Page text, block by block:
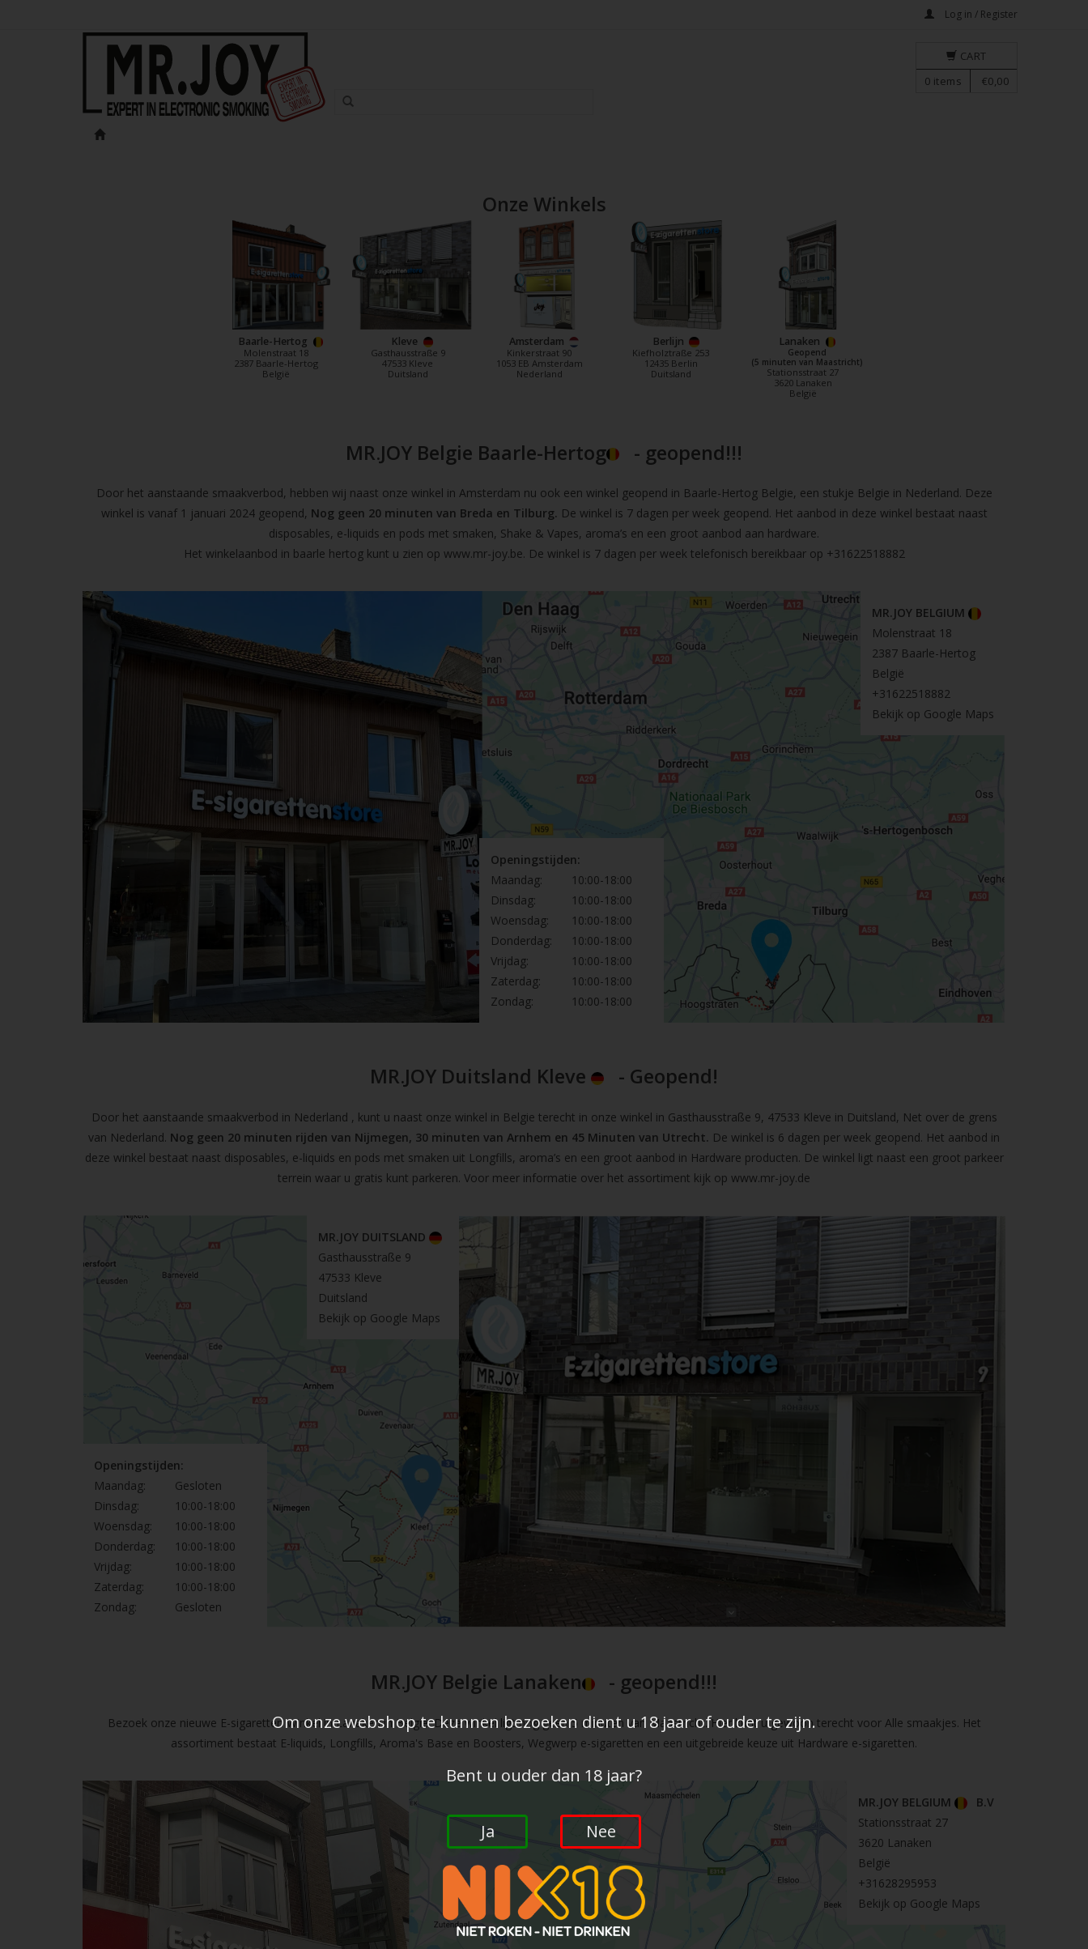
Log in / Register
CART
0 items €0,00
Onze Winkels
Baarle-Hertog
Molenstraat 18
2387 Baarle-Hertog
België
Kleve
Gasthausstraße 9
47533 Kleve
Duitsland
Amsterdam
Kinkerstraat 90
1053 EB Amsterdam
Nederland
Berlijn
Kiefholztraße 253
12435 Berlin
Duitsland
Lanaken
Geopend
(5 minuten van Maastricht)
Stationsstraat 27
3620 Lanaken
België
MR.JOY Belgie Baarle-Hertog - geopend!!!
Door het aanstaande smaakverbod, hebben wij naast onze winkel in Amsterdam nu ook een winkel geopend in Baarle-Hertog Belgie, een stukje Belgie in Nederland. Deze
winkel is vanaf 1 januari 2024 geopend, Nog geen 20 minuten van Breda en Tilburg. De winkel is 7 dagen per week geopend. Het aanbod in deze winkel bestaat naast
disposables, e-liquids en pods met smaken, Shake & Vapes, aroma’s en een groot aanbod aan hardware.
Het winkelaanbod in baarle hertog kunt u zien op www.mr-joy.be. De winkel is 7 dagen per week telefonisch bereikbaar op +31622518882
MR.JOY BELGIUM
Molenstraat 18
2387 Baarle-Hertog
België
+31622518882
Bekijk op Google Maps
Openingstijden:
Maandag:
10:00-18:00
Dinsdag:
10:00-18:00
Woensdag:
10:00-18:00
Donderdag:
10:00-18:00
Vrijdag:
10:00-18:00
Zaterdag:
10:00-18:00
Zondag:
10:00-18:00
MR.JOY Duitsland Kleve - Geopend!
Door het aanstaande smaakverbod in Nederland , kunt u naast onze winkel in Belgie terecht in onze winkel in Gasthausstraße 9, 47533 Kleve in Duitsland, Net over de grens
van Nederland. Nog geen 20 minuten rijden van Nijmegen, 30 minuten van Arnhem en 45 Minuten van Utrecht. De winkel is 6 dagen per week geopend. Het aanbod in
deze winkel bestaat naast disposables, e-liquids en pods met smaken uit Longfills, aroma’s en een groot aanbod in Hardware producten. De winkel ligt naast een groot parkeer
terrein waar u gratis kunt parkeren. Voor meer informatie over het assortiment kijk op www.mr-joy.de
MR.JOY DUITSLAND
Gasthausstraße 9
47533 Kleve
Duitsland
Bekijk op Google Maps
Openingstijden:
Maandag:
Gesloten
Dinsdag:
10:00-18:00
Woensdag:
10:00-18:00
Donderdag:
10:00-18:00
Vrijdag:
10:00-18:00
Zaterdag:
10:00-18:00
Zondag:
Gesloten
MR.JOY Belgie Lanaken - geopend!!!
Bezoek onze nieuwe E-sigaretten Winkel in Lanaken in Belgie. Deze winkel ligt nog geen 5 minuten van Maastricht. Hier kunt u gewoon terecht voor Alle smaakjes. Het
assortiment bestaat E-liquids, Longfills, Aroma's Base en Boosters, Wegwerp e-sigaretten en een uitgebreide keuze uit Hardware e-sigaretten.
MR.JOY BELGIUM
B.V
Stationsstraat 27
3620 Lanaken
België
+31628295953
Bekijk op Google Maps
Om onze webshop te kunnen bezoeken dient u 18 jaar of ouder te zijn.
Bent u ouder dan 18 jaar?
Ja Nee